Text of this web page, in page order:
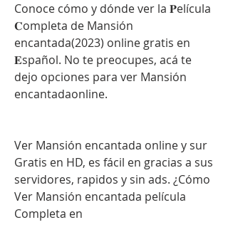
Conoce cómo y dónde ver la 𝐏elícula
𝐂ompleta de Mansión
encantada(2023) online gratis en
𝐄spañol. No te preocupes, acá te
dejo opciones para ver Mansión
encantadaonline.
Ver Mansión encantada online y sur
Gratis en HD, es fácil en gracias a sus
servidores, rapidos y sin ads. ¿Cómo
Ver Mansión encantada película
Completa en